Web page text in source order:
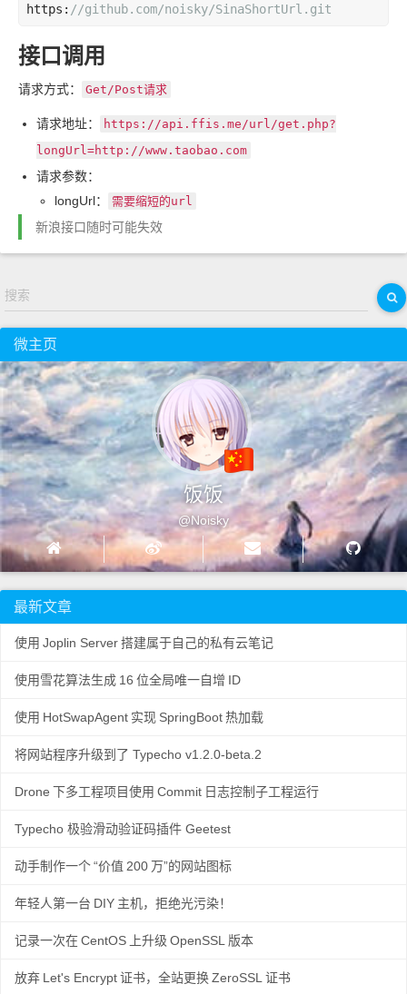
https: //github.com/noisky/SinaShortUrl.git
接口调用
请求方式： Get/Post请求
请求地址：
https://api.ffis.me/url/get.php?
longUrl=http://www.taobao.com
请求参数：
longUrl：
需要缩短的url
新浪接口随时可能失效
搜索
微主页
饭饭
@Noisky
最新文章
使用 Joplin Server搭建属于自己的私有云笔记
使用雪花算法生成 16 位全局唯一自增 ID
使用 HotSwapAgent 实现 SpringBoot热加载
将网站程序升级到了 Typecho v1.2.0-beta.2
Drone 下多工程项目使用 Commit 日志控制子工程运行
Typecho 极验滑动验证码插件 Geetest
动手制作一个“价值 200万”的网站图标
年轻人第一台 DIY 主机，拒绝光污染！
记录一次在CentOS 上升级 OpenSSL 版本
放弃 Let's Encrypt证书，全站更换ZeroSSL 证书